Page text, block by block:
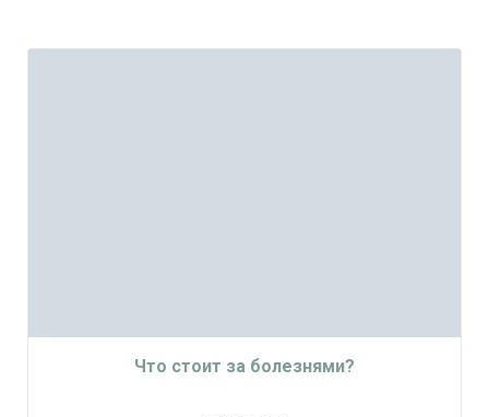
Что стоит за болезнями?